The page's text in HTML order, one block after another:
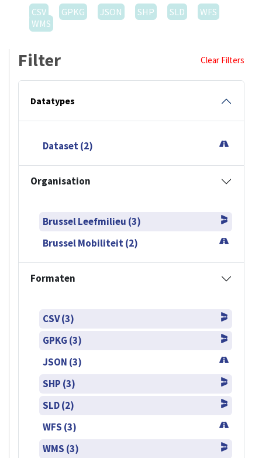
CSV
GPKG JSON SHP SLD
WFS
WMS
Filter Clear Filters
Datatypes
Dataset (2)
Organisation
Brussel Leefmilieu (3)
Brussel Mobiliteit (2)
Formaten
CSV (3)
GPKG (3)
JSON (3)
SHP (3)
SLD (2)
WFS (3)
WMS (3)